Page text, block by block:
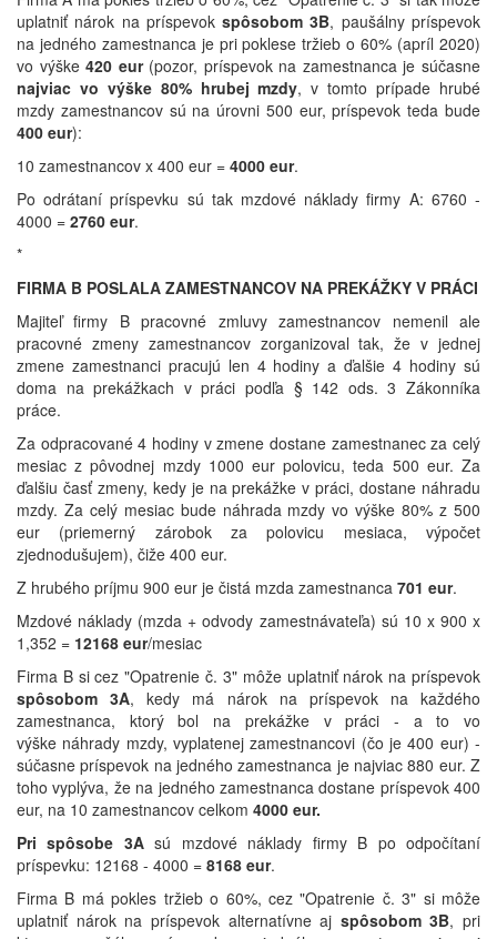
uplatniť nárok na príspevokspôsobom 3B, paušálny príspevok
na jedného zamestnanca je pri poklese tržieb o 60% (apríl 2020)
vo výške420 eur (pozor, príspevok na zamestnanca je súčasne
najviac vo výške 80% hrubej mzdy, v tomto prípade hrubé
mzdy zamestnancov sú na úrovni 500 eur, príspevok teda bude
400 eur):
10 zamestnancov x 400 eur = 4000 eur.
Po odrátaní príspevku sú tak mzdové náklady firmy A: 6760 -
4000 = 2760 eur.
*
FIRMA B POSLALA ZAMESTNANCOV NA PREKÁŽKY V PRÁCI
Majiteľ firmy B pracovné zmluvy zamestnancov nemenil ale
pracovné zmeny zamestnancov zorganizoval tak, že v jednej
zmene zamestnanci pracujú len 4 hodiny a ďalšie 4 hodiny sú
doma na prekážkach v práci podľa § 142 ods. 3 Zákonníka
práce.
Za odpracované 4 hodiny v zmene dostane zamestnanec za celý
mesiac z pôvodnej mzdy 1000 eur polovicu, teda 500 eur. Za
ďalšiu časť zmeny, kedy je na prekážke v práci, dostane náhradu
mzdy. Za celý mesiac bude náhrada mzdy vo výške 80% z 500
eur (priemerný zárobok za polovicu mesiaca, výpočet
zjednodušujem), čiže 400 eur.
Z hrubého príjmu 900 eur je čistá mzda zamestnanca 701 eur.
Mzdové náklady (mzda + odvody zamestnávateľa) sú 10 x 900 x
1,352 = 12168 eur/mesiac
Firma B si cez "Opatrenie č. 3" môže uplatniť nárok na príspevok
spôsobom 3A, kedy má nárok na príspevok na každého
zamestnanca, ktorý bol na prekážke v práci - a to vo
výške náhrady mzdy, vyplatenej zamestnancovi (čo je 400 eur) -
súčasne príspevok na jedného zamestnanca je najviac 880 eur. Z
toho vyplýva, že na jedného zamestnanca dostane príspevok 400
eur, na 10 zamestnancov celkom 4000 eur.
Pri spôsobe 3Asú mzdové náklady firmy B po odpočítaní
príspevku: 12168 - 4000 = 8168 eur.
Firma B má pokles tržieb o 60%, cez "Opatrenie č. 3" si môže
uplatniť nárok na príspevok alternatívne aj spôsobom 3B, pri